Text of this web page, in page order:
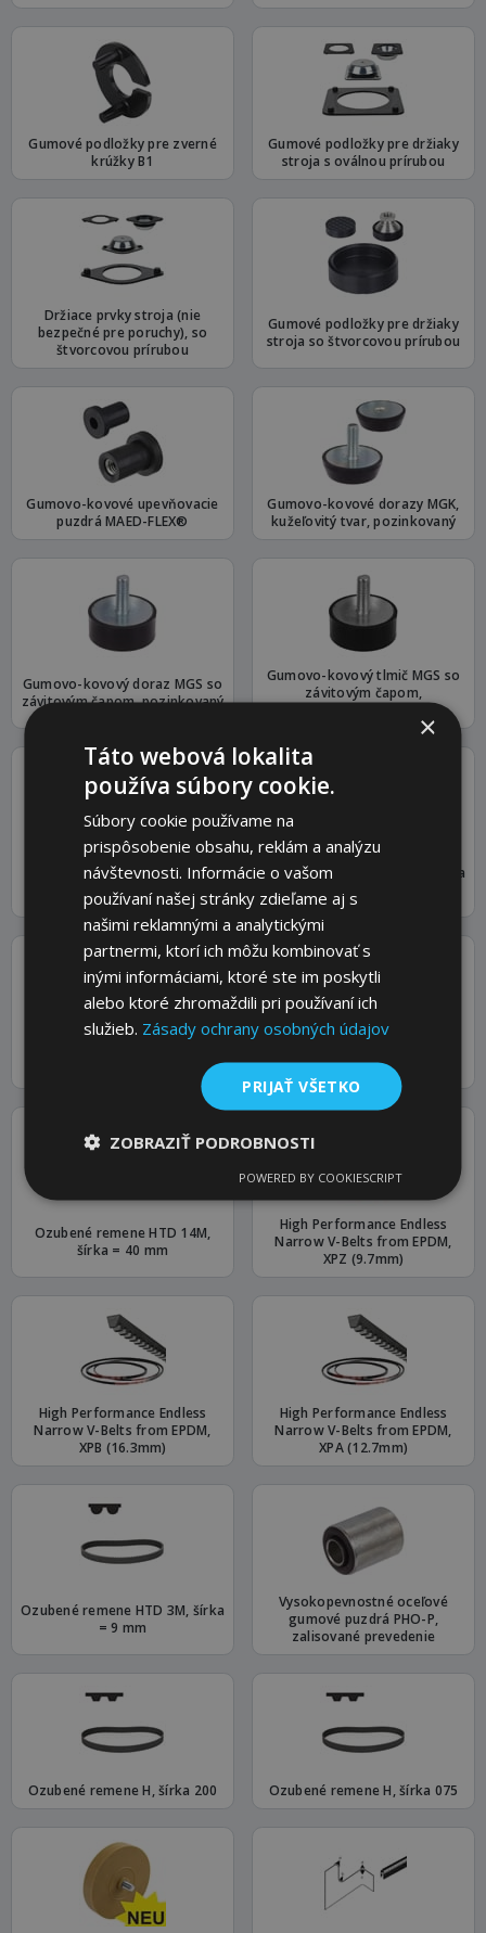
Gumové podložky pre zverné
krúžky B1
Gumové podložky pre držiaky
stroja s oválnou prírubou
Držiace prvky stroja (nie
bezpečné pre poruchy), so
štvorcovou prírubou
Gumové podložky pre držiaky
stroja so štvorcovou prírubou
Gumovo-kovové upevňovacie
puzdrá MAED-FLEX®
Gumovo-kovové dorazy MGK,
kužeľovitý tvar, pozinkovaný
Gumovo-kovový doraz MGS so
závitovým čapom, pozinkovaný
Gumovo-kovový tlmič MGS so
závitovým čapom,
Vysokopevnostné oceľové
gumové puzdrá PHO-V,
vulkanizované prevedenie
Ozubené remene HTD 3M, šírka
= 15 mm
Remene, šírka = 55 mm
Ozubené remene HTD 14M,
šírka = 40 mm
High Performance Endless
Narrow V-Belts from EPDM,
XPZ (9.7mm)
High Performance Endless
Narrow V-Belts from EPDM,
XPB (16.3mm)
High Performance Endless
Narrow V-Belts from EPDM,
XPA (12.7mm)
Ozubené remene HTD 3M, šírka
= 9 mm
Vysokopevnostné oceľové
gumové puzdrá PHO-P,
zalisované prevedenie
Ozubené remene H, šírka 200 Ozubené remene H, šírka 075
×
Táto webová lokalita
používa súbory cookie.
Súbory cookie používame na
prispôsobenie obsahu, reklám a analýzu
návštevnosti. Informácie o vašom
používaní našej stránky zdieľame aj s
našimi reklamnými a analytickými
partnermi, ktorí ich môžu kombinovať s
inými informáciami, ktoré ste im poskytli
alebo ktoré zhromaždili pri používaní ich
služieb. Zásady ochrany osobných údajov
PRIJAŤ VŠETKO
ZOBRAZIŤ PODROBNOSTI
POWERED BY COOKIESCRIPT